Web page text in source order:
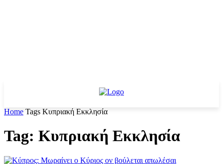
Home Tags Κυπριακή Εκκλησία
Tag: Κυπριακή Εκκλησία